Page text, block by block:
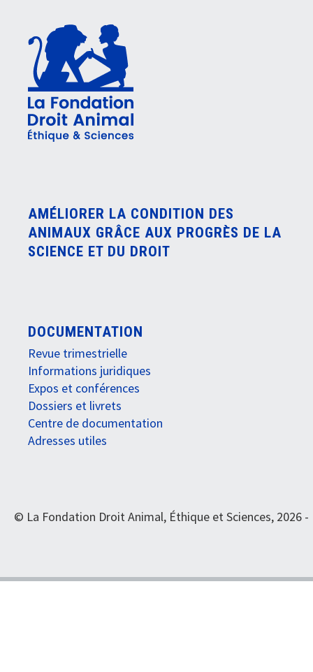
AMÉLIORER LA CONDITION DES
ANIMAUX GRÂCE AUX PROGRÈS DE LA
SCIENCE ET DU DROIT
DOCUMENTATION
Revue trimestrielle
Informations juridiques
Expos et conférences
Dossiers et livrets
Centre de documentation
Adresses utiles
© La Fondation Droit Animal, Éthique et Sciences, 2026 -